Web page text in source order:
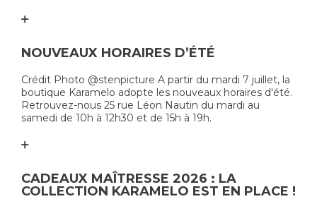
NOUVEAUX HORAIRES D’ÉTÉ
Crédit Photo @stenpicture A partir du mardi 7 juillet, la
boutique Karamelo adopte les nouveaux horaires d'été.
Retrouvez-nous 25 rue Léon Nautin du mardi au
samedi de 10h à 12h30 et de 15h à 19h.
CADEAUX MAÎTRESSE 2026 : LA
COLLECTION KARAMELO EST EN PLACE !